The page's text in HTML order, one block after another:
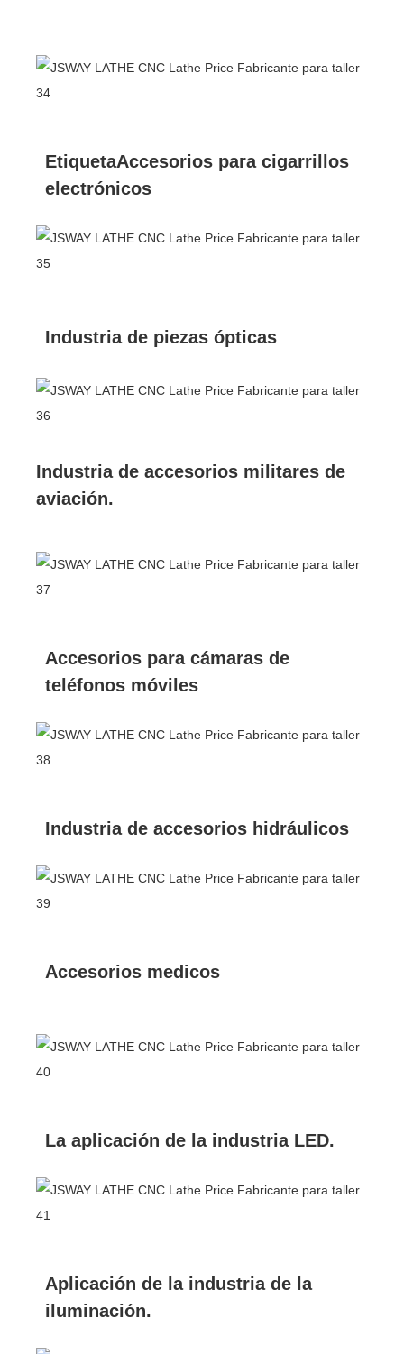
EtiquetaAccesorios para cigarrillos
electrónicos
Industria de piezas ópticas
Industria de accesorios militares de
aviación.
Accesorios para cámaras de
teléfonos móviles
Industria de accesorios hidráulicos
Accesorios medicos
La aplicación de la industria LED.
Aplicación de la industria de la
iluminación.